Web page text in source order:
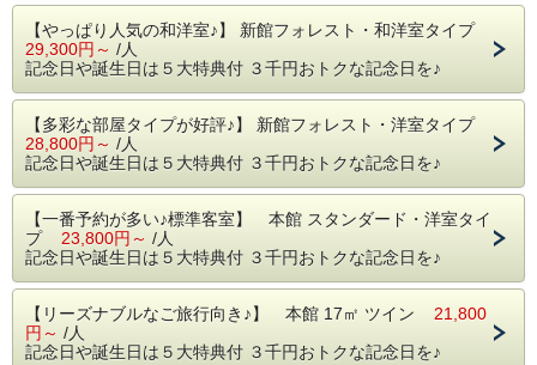
※お夕食時、レストランにてご提供いたします
② ホテル内でご利用いただけるお買い物券１０００円分
０円相当)
お肉が苦手な方には、お野菜の料理にも変更可（当日変
※基本プランは１１時チェックアウト（延長は通常１時
間２５００円）
⑤ お部屋にて、赤白ワイン（クォーターサイズ）各１本プ
※お酒が苦手な方はソフトドリンクに変更いたします
※レストランへの飲み物のお持込みはご遠慮願います
【やっぱり人気の和洋室♪】 新館フォレスト・和洋室タイプ
29,300円～ /人
記念日や誕生日は５大特典付 ３千円おトクな記念日を♪
【多彩な部屋タイプが好評♪】 新館フォレスト・洋室タイプ
28,800円～ /人
記念日や誕生日は５大特典付 ３千円おトクな記念日を♪
【一番予約が多い♪標準客室】 本館 スタンダード・洋室タイ
プ 23,800円～ /人
記念日や誕生日は５大特典付 ３千円おトクな記念日を♪
【リーズナブルなご旅行向き♪】 本館 17㎡ ツイン 21,800
円～ /人
記念日や誕生日は５大特典付 ３千円おトクな記念日を♪